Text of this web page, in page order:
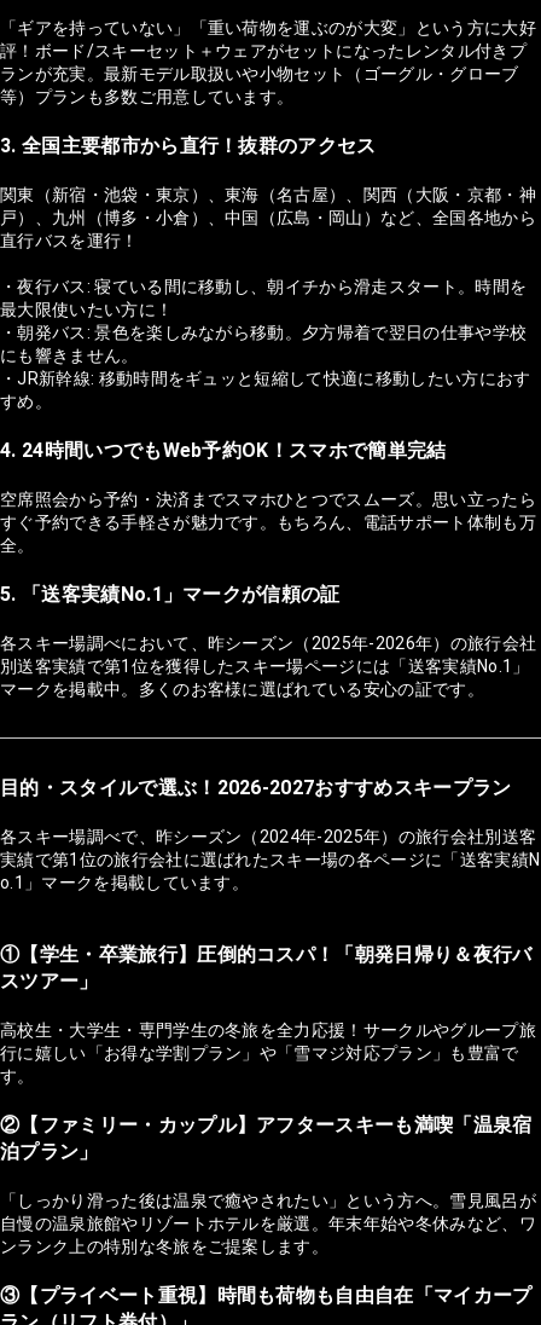
「ギアを持っていない」「重い荷物を運ぶのが大変」という方に大好
評！ボード/スキーセット＋ウェアがセットになったレンタル付きプ
ランが充実。最新モデル取扱いや小物セット（ゴーグル・グローブ
等）プランも多数ご用意しています。
3. 全国主要都市から直行！抜群のアクセス
関東（新宿・池袋・東京）、東海（名古屋）、関西（大阪・京都・神
戸）、九州（博多・小倉）、中国（広島・岡山）など、全国各地から
直行バスを運行！
・夜行バス: 寝ている間に移動し、朝イチから滑走スタート。時間を
最大限使いたい方に！
・朝発バス: 景色を楽しみながら移動。夕方帰着で翌日の仕事や学校
にも響きません。
・JR新幹線: 移動時間をギュッと短縮して快適に移動したい方におす
すめ。
4. 24時間いつでもWeb予約OK！スマホで簡単完結
空席照会から予約・決済までスマホひとつでスムーズ。思い立ったら
すぐ予約できる手軽さが魅力です。もちろん、電話サポート体制も万
全。
5. 「送客実績No.1」マークが信頼の証
各スキー場調べにおいて、昨シーズン（2025年-2026年）の旅行会社
別送客実績で第1位を獲得したスキー場ページには「送客実績No.1」
マークを掲載中。多くのお客様に選ばれている安心の証です。
目的・スタイルで選ぶ！2026-2027おすすめスキープラン
各スキー場調べで、昨シーズン（2024年-2025年）の旅行会社別送客
実績で第1位の旅行会社に選ばれたスキー場の各ページに「送客実績N
o.1」マークを掲載しています。
①【学生・卒業旅行】圧倒的コスパ！「朝発日帰り＆夜行バ
スツアー」
高校生・大学生・専門学生の冬旅を全力応援！サークルやグループ旅
行に嬉しい「お得な学割プラン」や「雪マジ対応プラン」も豊富で
す。
②【ファミリー・カップル】アフタースキーも満喫「温泉宿
泊プラン」
「しっかり滑った後は温泉で癒やされたい」という方へ。雪見風呂が
自慢の温泉旅館やリゾートホテルを厳選。年末年始や冬休みなど、ワ
ンランク上の特別な冬旅をご提案します。
③【プライベート重視】時間も荷物も自由自在「マイカープ